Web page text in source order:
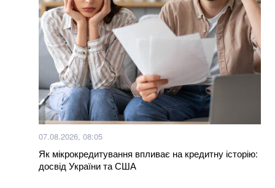
Більше новин
07.08.2026, 08:05
Як мікрокредитування впливає на кредитну історію:
досвід України та США